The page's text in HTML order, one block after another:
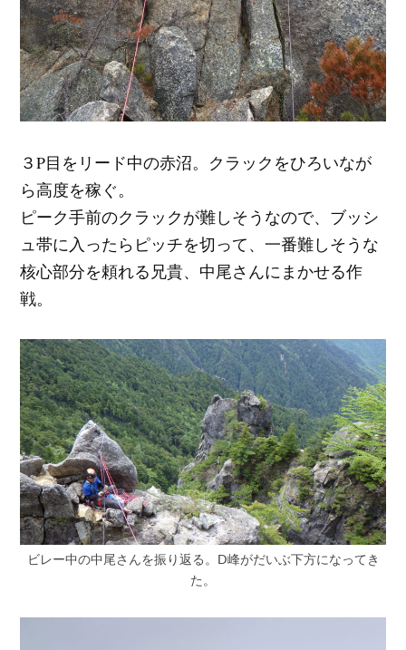
３P目をリード中の赤沼。クラックをひろいなが
ら高度を稼ぐ。
ピーク手前のクラックが難しそうなので、ブッシ
ュ帯に入ったらピッチを切って、一番難しそうな
核心部分を頼れる兄貴、中尾さんにまかせる作
戦。
ビレー中の中尾さんを振り返る。D峰がだいぶ下方になってき
た。